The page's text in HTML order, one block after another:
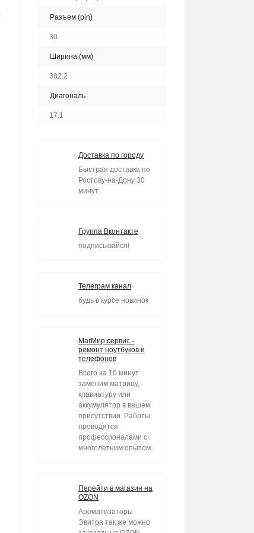
Разъем (pin)
30
Ширина (мм)
382.2
Диагональ
17.1
Доставка по городу
Быстрая доставка по
Ростову-на-Дону 30
минут.
Группа Вконтакте
подписывайся!
Телеграм канал
будь в курсе новинок
МагМир сервис -
ремонт ноутбуков и
телефонов
Всего за 10 минут
заменим матрицу,
клавиатуру или
аккумулятор в вашем
присутствии. Работы
проводятся
профессионалами с
многолетним опытом.
Перейти в магазин на
OZON
Ароматизаторы
Эвитра так же можно